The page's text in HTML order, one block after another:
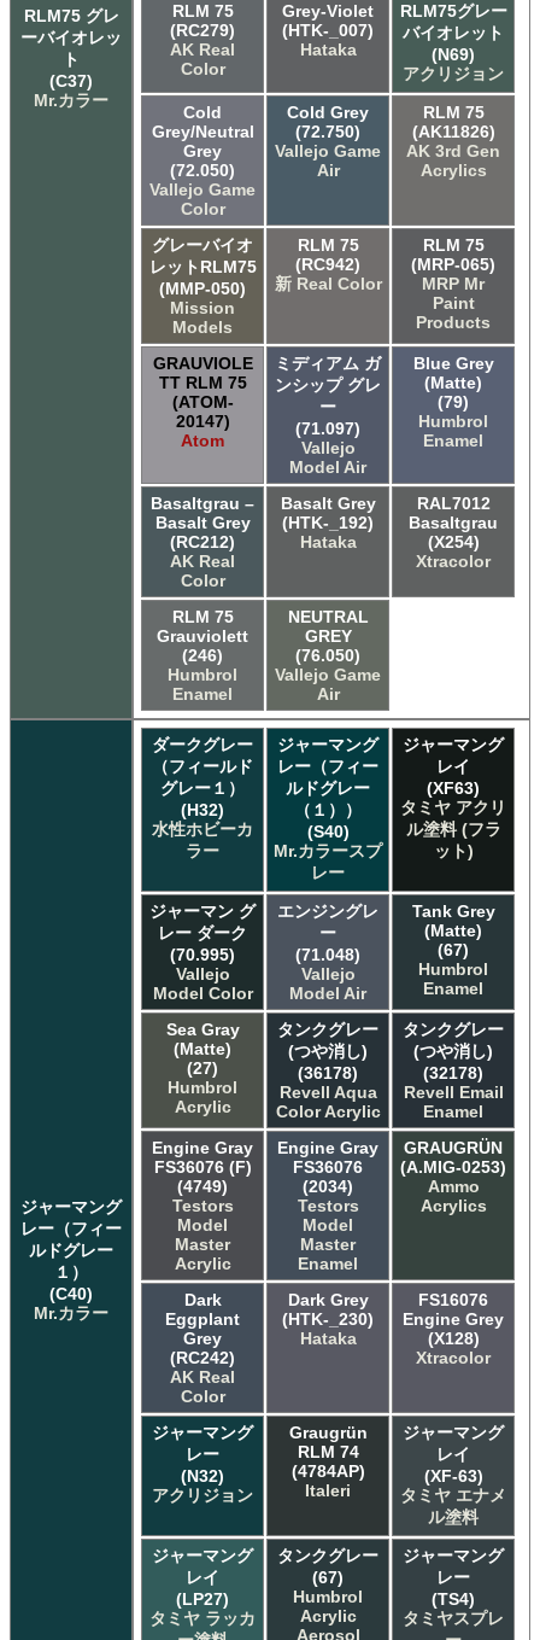
RLM75 グレ
ーバイオレッ
ト
(C37)
Mr.カラー
RLM 75
(RC279)
AK Real
Color
Grey-Violet
(HTK-_007)
Hataka
RLM75グレー
バイオレット
(N69)
アクリジョン
Cold
Grey/Neutral
Grey
(72.050)
Vallejo Game
Color
Cold Grey
(72.750)
Vallejo Game
Air
RLM 75
(AK11826)
AK 3rd Gen
Acrylics
グレーバイオ
レットRLM75
(MMP-050)
Mission
Models
RLM 75
(RC942)
新 Real Color
RLM 75
(MRP-065)
MRP Mr
Paint
Products
GRAUVIOLE
TT RLM 75
(ATOM-
20147)
Atom
ミディアム ガ
ンシップ グレ
ー
(71.097)
Vallejo
Model Air
Blue Grey
(Matte)
(79)
Humbrol
Enamel
Basaltgrau –
Basalt Grey
(RC212)
AK Real
Color
Basalt Grey
(HTK-_192)
Hataka
RAL7012
Basaltgrau
(X254)
Xtracolor
RLM 75
Grauviolett
(246)
Humbrol
Enamel
NEUTRAL
GREY
(76.050)
Vallejo Game
Air
ジャーマング
レー（フィー
ルドグレー
１）
(C40)
Mr.カラー
ダークグレー
（フィールド
グレー１）
(H32)
水性ホビーカ
ラー
ジャーマング
レー（フィー
ルドグレー
（１））
(S40)
Mr.カラースプ
レー
ジャーマング
レイ
(XF63)
タミヤ アクリ
ル塗料 (フラ
ット)
ジャーマン グ
レー ダーク
(70.995)
Vallejo
Model Color
エンジングレ
ー
(71.048)
Vallejo
Model Air
Tank Grey
(Matte)
(67)
Humbrol
Enamel
Sea Gray
(Matte)
(27)
Humbrol
Acrylic
タンクグレー
(つや消し)
(36178)
Revell Aqua
Color Acrylic
タンクグレー
(つや消し)
(32178)
Revell Email
Enamel
Engine Gray
FS36076 (F)
(4749)
Testors
Model
Master
Acrylic
Engine Gray
FS36076
(2034)
Testors
Model
Master
Enamel
GRAUGRÜN
(A.MIG-0253)
Ammo
Acrylics
Dark
Eggplant
Grey
(RC242)
AK Real
Color
Dark Grey
(HTK-_230)
Hataka
FS16076
Engine Grey
(X128)
Xtracolor
ジャーマング
レー
(N32)
アクリジョン
Graugrün
RLM 74
(4784AP)
Italeri
ジャーマング
レイ
(XF-63)
タミヤ エナメ
ル塗料
ジャーマング
レイ
(LP27)
タミヤ ラッカ
タンクグレー
(67)
Humbrol
Acrylic
Aerosol
ジャーマング
レー
(TS4)
タミヤスプレ